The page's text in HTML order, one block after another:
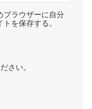
ブラウザーに自分
を保存する。
さい。